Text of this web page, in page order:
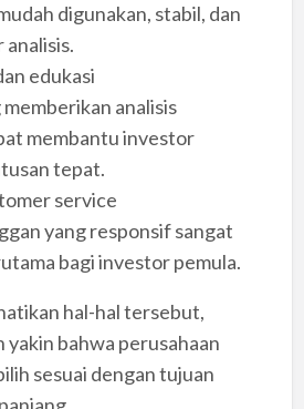
digunakan, stabil, dan
edukasi
analisis
membantu investor
tepat.
service
yang responsif sangat
bagi investor pemula.
hal-hal tersebut,
yakin bahwa perusahaan
sesuai dengan tujuan